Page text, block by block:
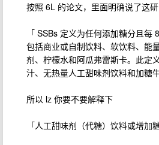
按照 6L 的论文，里面明确说了这
「 SSBs 定义为任何添加糖分且每
包括商业或自制饮料、软饮料、能
剂、柠檬水和阿瓜弗雷斯卡。此定
汁、无热量人工甜味剂饮料和加糖牛
所以 lz 你要不要解释下
「人工甜味剂（代糖）饮料或增加